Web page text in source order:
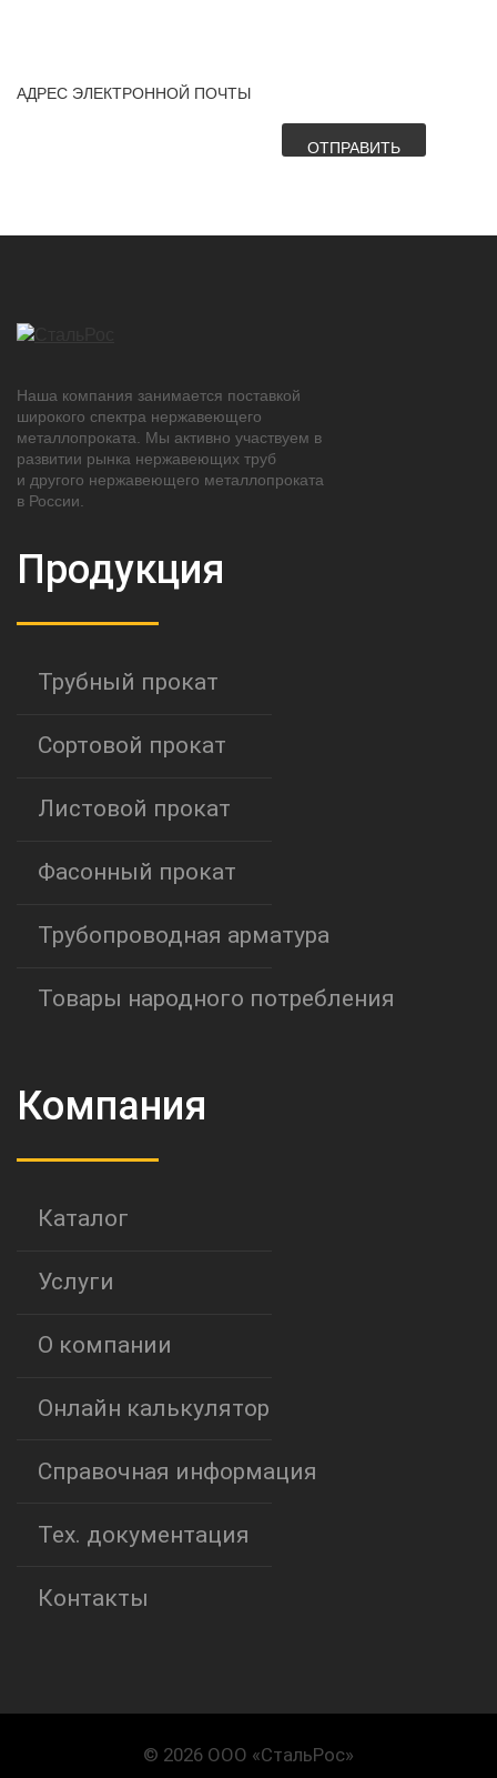
АДРЕС ЭЛЕКТРОННОЙ ПОЧТЫ
Наша компания занимается поставкой
широкого спектра нержавеющего
металлопроката. Мы активно участвуем в
развитии рынка нержавеющих труб
и другого нержавеющего металлопроката
в России.
Продукция
Трубный прокат
Сортовой прокат
Листовой прокат
Фасонный прокат
Трубопроводная арматура
Товары народного потребления
Компания
Каталог
Услуги
О компании
Онлайн калькулятор
Справочная информация
Тех. документация
Контакты
© 2026 ООО «СтальРос»